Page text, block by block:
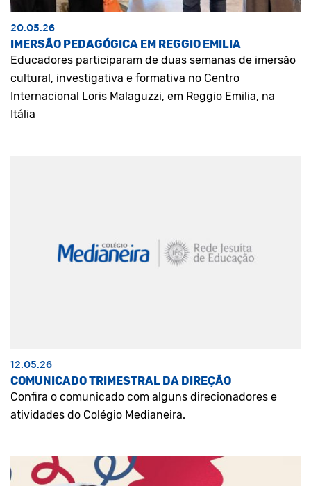
20.05.26
IMERSÃO PEDAGÓGICA EM REGGIO EMILIA
Educadores participaram de duas semanas de imersão
cultural, investigativa e formativa no Centro
Internacional Loris Malaguzzi, em Reggio Emilia, na
Itália
12.05.26
COMUNICADO TRIMESTRAL DA DIREÇÃO
Confira o comunicado com alguns direcionadores e
atividades do Colégio Medianeira.